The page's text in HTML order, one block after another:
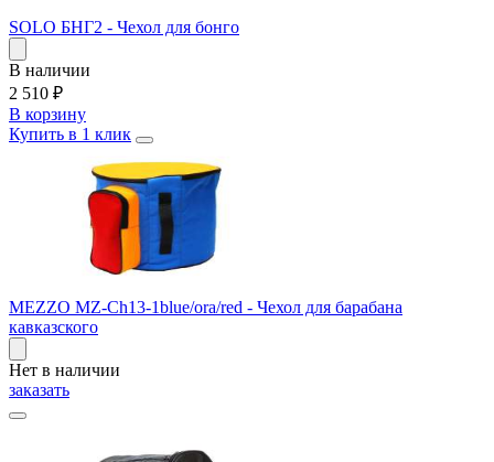
SOLO БНГ2 - Чехол для бонго
В наличии
2 510 ₽
В корзину
Купить в 1 клик
MEZZO MZ-Ch13-1blue/ora/red - Чехол для барабана
кавказского
Нет в наличии
заказать